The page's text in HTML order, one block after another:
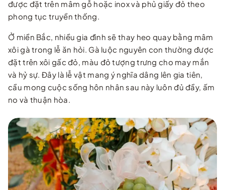
được đặt trên mâm gỗ hoặc inox và phủ giấy đỏ theo
phong tục truyền thống.
Ở miền Bắc, nhiều gia đình sẽ thay heo quay bằng mâm
xôi gà trong lễ ăn hỏi. Gà luộc nguyên con thường được
đặt trên xôi gấc đỏ, màu đỏ tượng trưng cho may mắn
và hỷ sự. Đây là lễ vật mang ý nghĩa dâng lên gia tiên,
cầu mong cuộc sống hôn nhân sau này luôn đủ đầy, ấm
no và thuận hòa.